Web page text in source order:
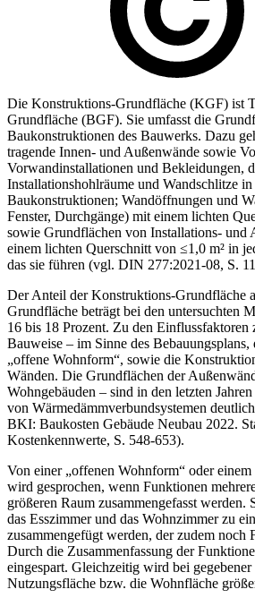
Die Konstruktions-Grundfläche (KGF) ist
Grundfläche (BGF). Sie umfasst die
Baukonstruktionen des Bauwerks. Dazu
tragende Innen- und Außenwände sowie
Vorwandinstallationen und Bekleidungen,
Installationshohlräume und Wandschlitze in
Baukonstruktionen; Wandöffnungen und
Fenster, Durchgänge) mit einem lichten
sowie Grundflächen von Installations- und
einem lichten Querschnitt von ≤1,0 m² in
das sie führen (vgl. DIN 277:2021-08, S.
Der Anteil der Konstruktions-Grundfläche
Grundfläche beträgt bei den untersuchten
16 bis 18 Prozent. Zu den Einflussfaktoren
Bauweise – im Sinne des
„offene Wohnform“, sowie die
Wänden. Die Grundflächen der
Wohngebäuden – sind in den letzten
von Wärmedämmverbundsystemen
BKI: Baukosten Gebäude Neubau 2022.
Kostenkennwerte, S. 548-653).
Von einer „offenen Wohnform“ oder
wird gesprochen, wenn Funktionen
größeren Raum zusammengefasst werden.
das Esszimmer und das Wohnzimmer zu
zusammengefügt werden, der zudem noch
Durch die Zusammenfassung der
eingespart. Gleichzeitig wird bei
Nutzungsfläche bzw. die Wohnfläche